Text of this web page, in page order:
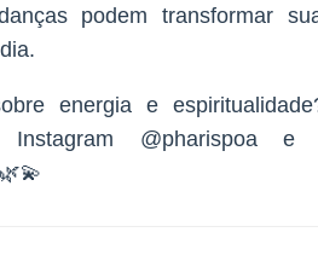
podem transformar
energia e
Instagram @pharispoa e